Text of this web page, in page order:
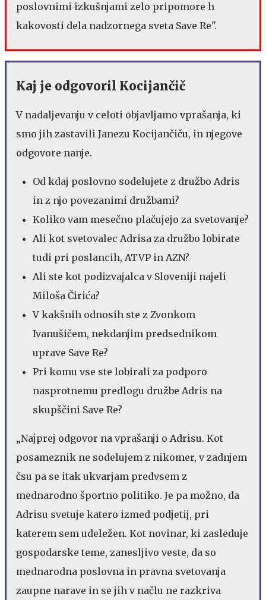
poslovnimi izkušnjami zelo pripomore h
kakovosti dela nadzornega sveta Save Re".
Kaj je odgovoril Kocijančič
V nadaljevanju v celoti objavljamo vprašanja, ki
smo jih zastavili Janezu Kocijančiču, in njegove
odgovore nanje.
Od kdaj poslovno sodelujete z družbo Adris
in z njo povezanimi družbami?
Koliko vam mesečno plačujejo za svetovanje?
Ali kot svetovalec Adrisa za družbo lobirate
tudi pri poslancih, ATVP in AZN?
Ali ste kot podizvajalca v Sloveniji najeli
Miloša Čirića?
V kakšnih odnosih ste z Zvonkom
Ivanušičem, nekdanjim predsednikom
uprave Save Re?
Pri komu vse ste lobirali za podporo
nasprotnemu predlogu družbe Adris na
skupščini Save Re?
„Najprej odgovor na vprašanji o Adrisu. Kot
posameznik ne sodelujem z nikomer, v zadnjem
čsu pa se itak ukvarjam predvsem z
mednarodno športno politiko. Je pa možno, da
Adrisu svetuje katero izmed podjetij, pri
katerem sem udeležen. Kot novinar, ki zasleduje
gospodarske teme, zanesljivo veste, da so
mednarodna poslovna in pravna svetovanja
zaupne narave in se jih v načlu ne razkriva